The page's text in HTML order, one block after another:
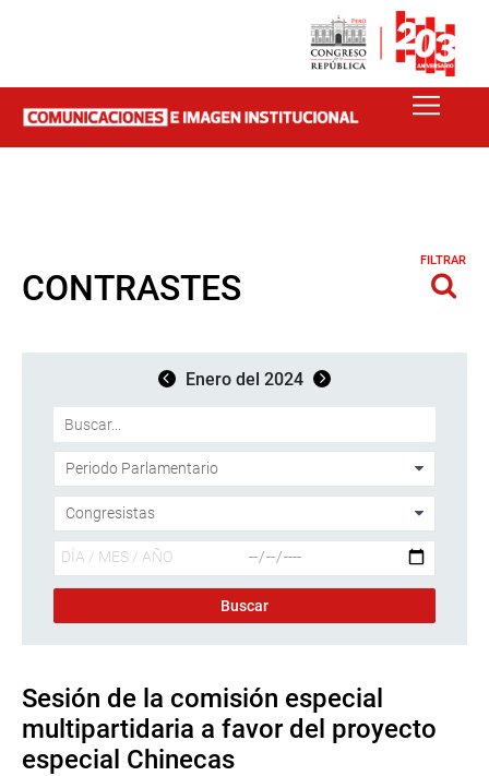
CONTRASTES
FILTRAR
Enero del 2024
Sesión de la comisión especial
multipartidaria a favor del proyecto
especial Chinecas